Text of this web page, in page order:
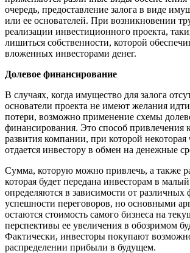
очередь, предоставление залога в виде
или ее основателей. При возникновении
реализации инвестиционного проекта,
лишиться собственности, которой
вложенных инвесторами денег.
Долевое финансирование
В случаях, когда имущество для залога
основатели проекта не имеют желания
потери, возможно применение схемы
финансирования. Это способ привлечения
развития компании, при которой некоторая
отдается инвестору в обмен на денежные
Сумма, которую можно привлечь, а также
которая будет передана инвесторам в
определяются в зависимости от различных
успешности переговоров, но основными
остаются стоимость самого бизнеса на
перспективы ее увеличения в обозримом
Фактически, инвесторы покупают
распределении прибыли в будущем.